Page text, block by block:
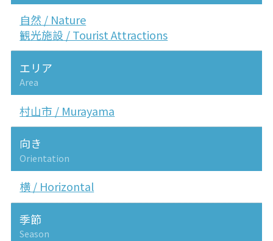
自然 / Nature
観光施設 / Tourist Attractions
エリア
Area
村山市 / Murayama
向き
Orientation
横 / Horizontal
季節
Season